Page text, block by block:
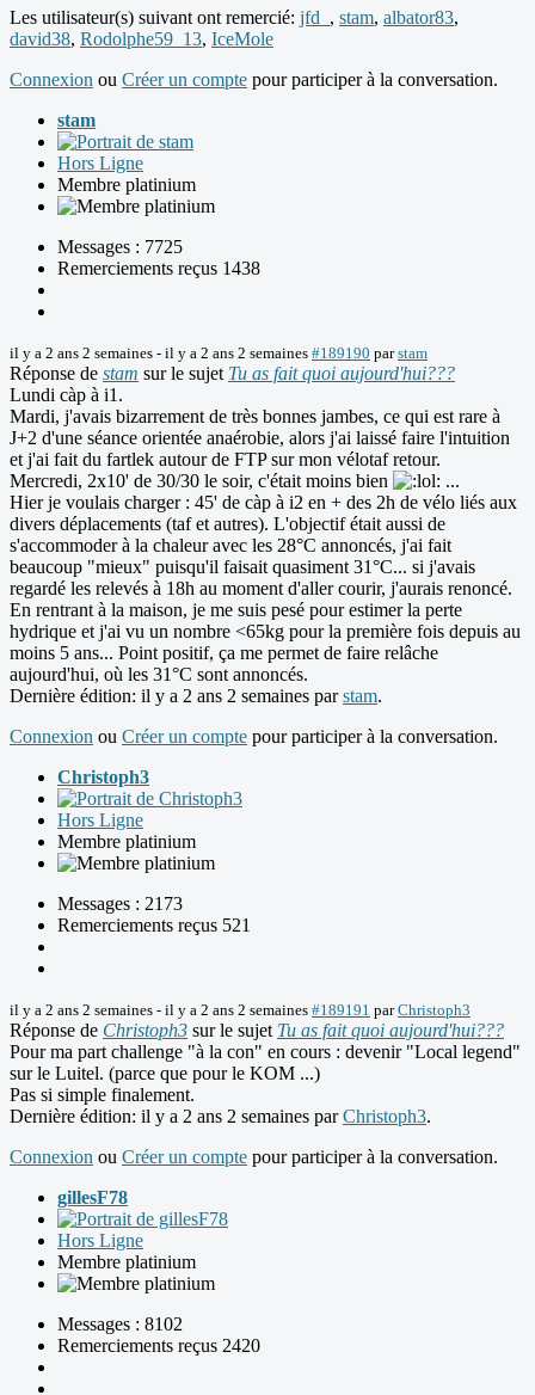
Les utilisateur(s) suivant ont remercié: jfd_ , stam, albator83,
david38, Rodolphe59_13, IceMole
Connexion ou Créer un compte pour participer à la conversation.
stam
Hors Ligne
Membre platinium
Messages : 7725
Remerciements reçus 1438
il y a 2 ans 2 semaines - il y a 2 ans 2 semaines #189190 parstam
Réponse de stam sur le sujet Tu as fait quoi aujourd'hui???
Lundi càp à i1.
Mardi, j'avais bizarrement de très bonnes jambes, ce qui est rare à
J+2 d'une séance orientée anaérobie, alors j'ai laissé faire l'intuition
et j'ai fait du fartlek autour de FTP sur mon vélotaf retour.
Mercredi, 2x10' de 30/30 le soir, c'était moins bien
...
Hier je voulais charger : 45' de càp à i2 en + des 2h de vélo liés aux
divers déplacements (taf et autres). L'objectif était aussi de
s'accommoder à la chaleur avec les 28°C annoncés, j'ai fait
beaucoup "mieux" puisqu'il faisait quasiment 31°C... si j'avais
regardé les relevés à 18h au moment d'aller courir, j'aurais renoncé.
En rentrant à la maison, je me suis pesé pour estimer la perte
hydrique et j'ai vu un nombre <65kg pour la première fois depuis au
moins 5 ans... Point positif, ça me permet de faire relâche
aujourd'hui, où les 31°C sont annoncés.
Dernière édition: il y a 2 ans 2 semaines parstam.
Connexion ou Créer un compte pour participer à la conversation.
Christoph3
Hors Ligne
Membre platinium
Messages : 2173
Remerciements reçus 521
il y a 2 ans 2 semaines - il y a 2 ans 2 semaines #189191 parChristoph3
Réponse de Christoph3 sur le sujet Tu as fait quoi aujourd'hui???
Pour ma part challenge "à la con" en cours : devenir "Local legend"
sur le Luitel. (parce que pour le KOM ...)
Pas si simple finalement.
Dernière édition: il y a 2 ans 2 semaines parChristoph3.
Connexion ou Créer un compte pour participer à la conversation.
gillesF78
Hors Ligne
Membre platinium
Messages : 8102
Remerciements reçus 2420